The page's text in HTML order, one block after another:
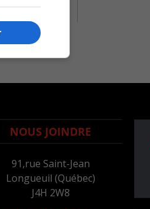
NOUS JOINDRE
91,rue Saint-Jean
Longueuil (Québec)
J4H 2W8